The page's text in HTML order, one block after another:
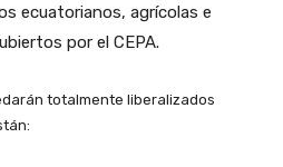
ecuatorianos, agrícolas e
por el CEPA.
totalmente liberalizados